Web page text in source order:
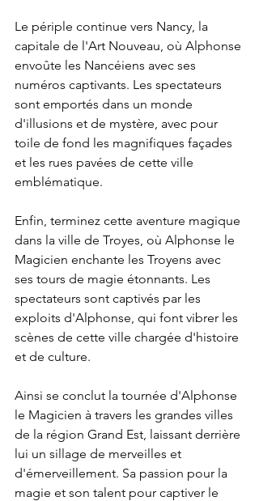
Le périple continue vers Nancy, la
capitale de l'Art Nouveau, où Alphonse
envoûte les Nancéiens avec ses
numéros captivants. Les spectateurs
sont emportés dans un monde
d'illusions et de mystère, avec pour
toile de fond les magnifiques façades
et les rues pavées de cette ville
emblématique.
Enfin, terminez cette aventure magique
dans la ville de Troyes, où Alphonse le
Magicien enchante les Troyens avec
ses tours de magie étonnants. Les
spectateurs sont captivés par les
exploits d'Alphonse, qui font vibrer les
scènes de cette ville chargée d'histoire
et de culture.
Ainsi se conclut la tournée d'Alphonse
le Magicien à travers les grandes villes
de la région Grand Est, laissant derrière
lui un sillage de merveilles et
d'émerveillement. Sa passion pour la
magie et son talent pour captiver le